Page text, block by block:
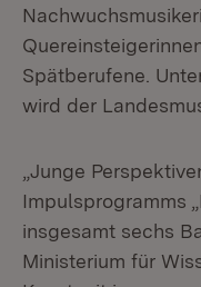
Spätberufene.
wird der
„Junge
Impulsprogramms
insgesamt sechs
Ministerium für